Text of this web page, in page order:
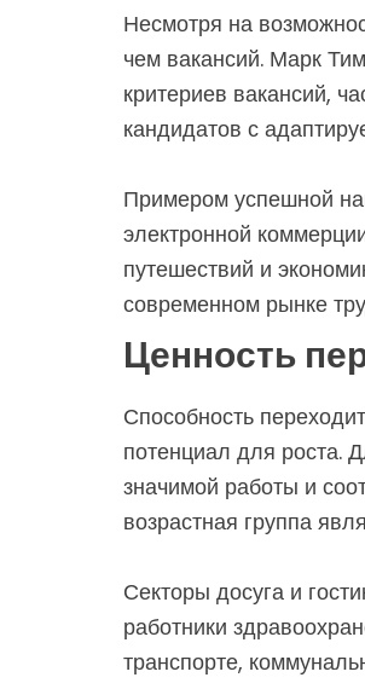
Несмотря на
чем вакансий. Марк
критериев вакансий,
кандидатов с
Примером успешной
электронной
путешествий и
современном рынке
Ценность
Способность
потенциал для роста.
значимой работы и
возрастная группа
Секторы досуга и
работники
транспорте,